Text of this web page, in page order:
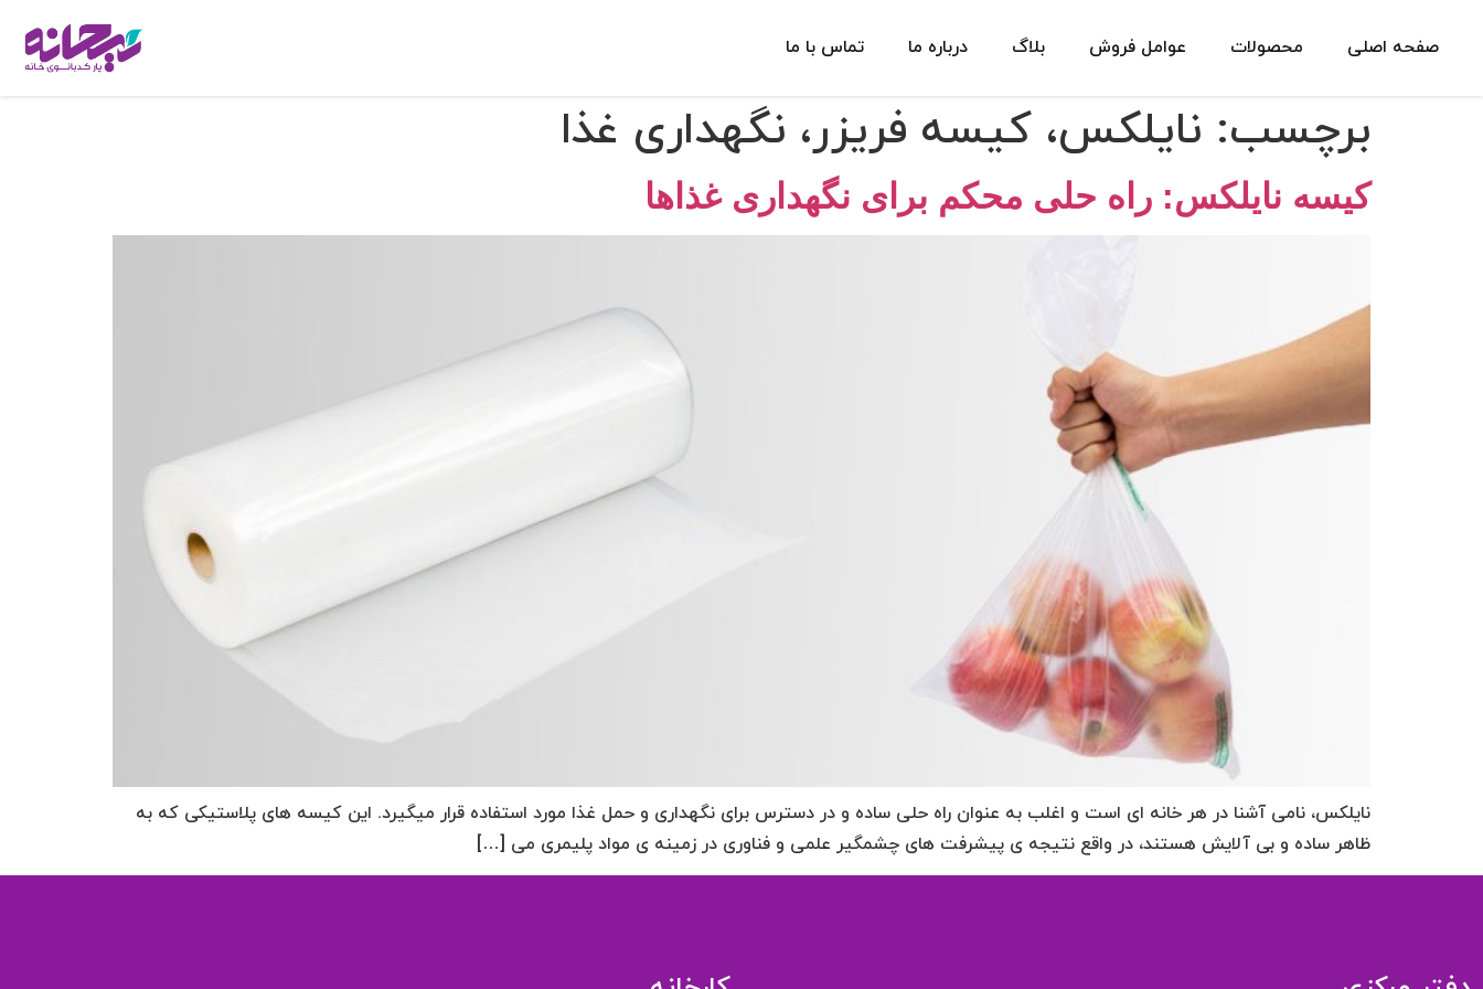
صفحه اصلی محصولات عوامل فروش بلاگ درباره ما تماس با ما
برچسب: نایلکس، کیسه فریزر، نگهداری غذا
کیسه نایلکس: راه حلی محکم برای نگهداری غذاها
نایلکس، نامی آشنا در هر خانه ای است و اغلب به عنوان راه حلی ساده و در دسترس برای نگهداری و حمل غذا مورد استفاده قرار میگیرد. این کیسه های پلاستیکی که به
ظاهر ساده و بی آلایش هستند، در واقع نتیجه ی پیشرفت های چشمگیر علمی و فناوری در زمینه ی مواد پلیمری می […]